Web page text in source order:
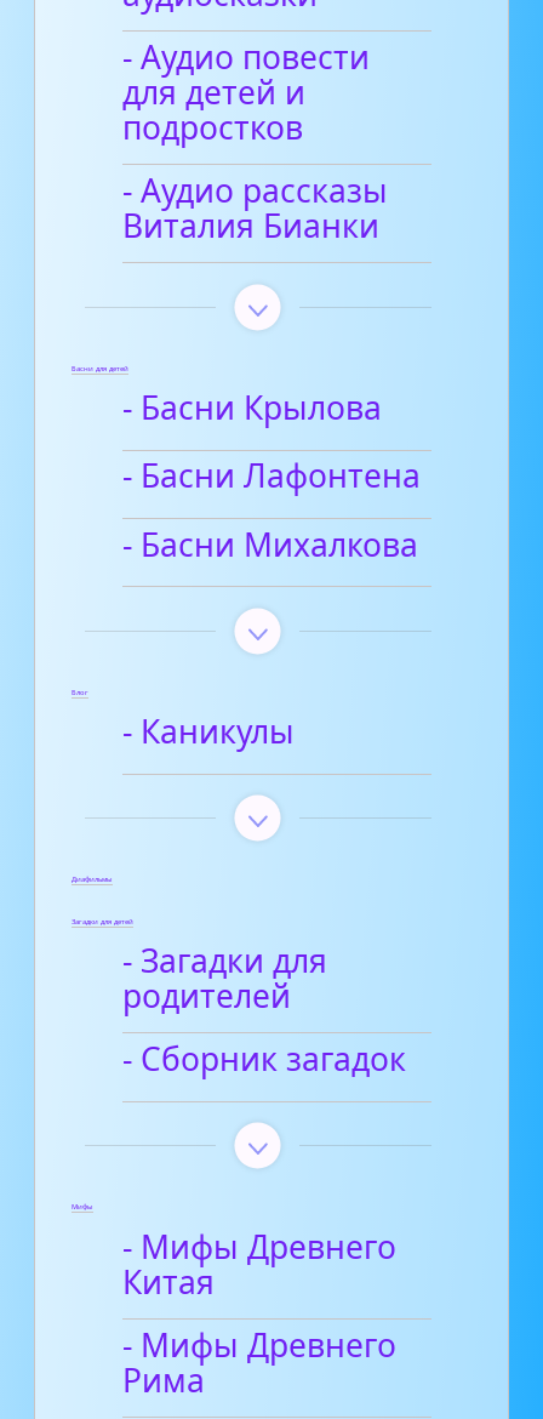
- Аудио повести
для детей и
подростков
- Аудио рассказы
Виталия Бианки
Басни для детей
- Басни Крылова
- Басни Лафонтена
- Басни Михалкова
Блог
- Каникулы
Диафильмы
Загадки для детей
- Загадки для
родителей
- Сборник загадок
Мифы
- Мифы Древнего
Китая
- Мифы Древнего
Рима